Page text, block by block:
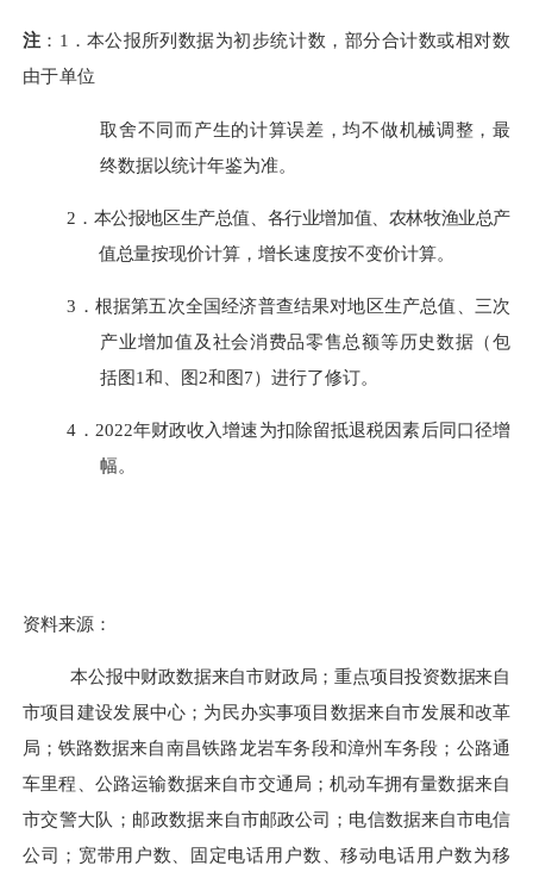
注 ： 1 ．本公报所列数据为初步统计数，部分合计数或相对数
由于单位
取舍不同而产生的计算误差，均不做机械调整，最
终数据以统计年鉴为准。
2． 本公报地区生产总值、各行业增加值、农林牧渔业总产
值总量按现价计算，增长速度按不变价计算。
3． 根据第五次全国经济普查结果对地区生产总值、三次
产业增加值及社会消费品零售总额等历史数据（包
括图1和、图2和图7）进行了修订。
4． 2022年财政收入增速为扣除留抵退税因素后同口径增
幅。
资料来源：
本公报中财政数据来自市财政局；重点项目投资数据来自
市项目建设发展中心；为民办实事项目数据来自市发展和改革
局；铁路数据来自南昌铁路龙岩车务段和漳州车务段；公路通
车里程、公路运输数据来自市交通局；机动车拥有量数据来自
市交警大队；邮政数据来自市邮政公司；电信数据来自市电信
公司；宽带用户数、固定电话用户数、移动电话用户数为移